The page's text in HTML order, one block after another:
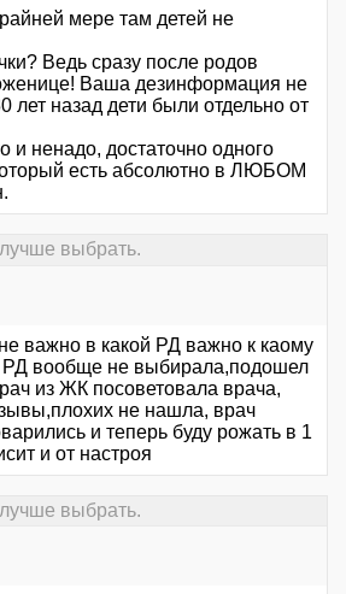
мере там детей не
Ведь сразу после родов
Ваша дезинформация не
лет назад дети были отдельно от
и ненадо, достаточно одного
есть абсолютно в ЛЮБОМ
выбрать.
важно в какой РД важно к каому
РД вообще не выбирала,подошел
из ЖК посоветовала врача,
не нашла, врач
и теперь буду рожать в 1
и от настроя
выбрать.